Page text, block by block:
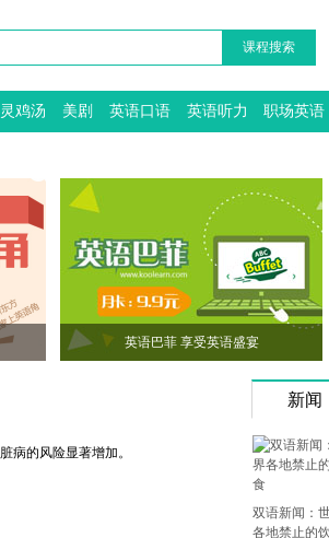
课程搜索
鸡汤 美剧 英语口语 英语听力 职场英语
英语巴菲 享受英语盛宴
病的风险显著增加。
新闻
双语新闻：
各地禁止的